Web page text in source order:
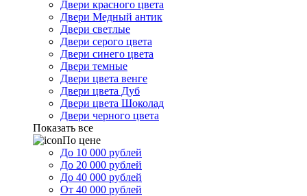
Двери красного цвета
Двери Медный антик
Двери светлые
Двери серого цвета
Двери синего цвета
Двери темные
Двери цвета венге
Двери цвета Дуб
Двери цвета Шоколад
Двери черного цвета
Показать все
По цене
До 10 000 рублей
До 20 000 рублей
До 40 000 рублей
От 40 000 рублей